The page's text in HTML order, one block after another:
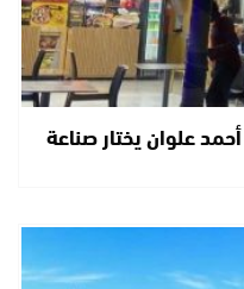
علوان يختار صناعة